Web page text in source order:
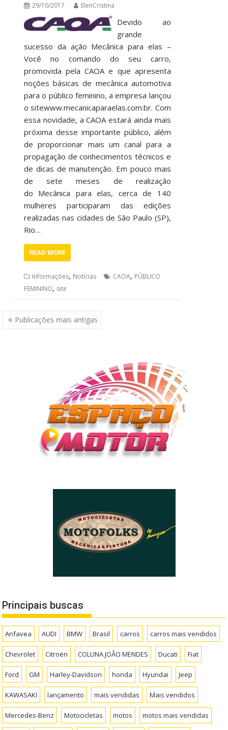
29/10/2017 ElenCristina
Devido ao
grande
sucesso da ação Mecânica para elas –
Você no comando do seu carro,
promovida pela CAOA e que apresenta
noções básicas de mecânica automotiva
para o público feminino, a empresa lançou
o sitewww.mecanicaparaelas.com.br. Com
essa novidade, a CAOA estará ainda mais
próxima desse importante público, além
de proporcionar mais um canal para a
propagação de conhecimentos técnicos e
de dicas de manutenção. Em pouco mais
de sete meses de realização
do Mecânica para elas, cerca de 140
mulheres participaram das edições
realizadas nas cidades de São Paulo (SP),
Rio…
READ MORE
Informações, Notícias CAOA, PÚBLICO
FEMININO, site
Navegação
por
Publicações mais antigas
Principais buscas
Anfavea AUDI BMW Brasil carros carros mais vendidos
Chevrolet Citroën COLUNA JOÃO MENDES Ducati Fiat
Ford GM Harley-Davidson honda Hyundai Jeep
KAWASAKI lançamento mais vendidas Mais vendidos
Mercedes-Benz Motocicletas motos motos mais vendidas